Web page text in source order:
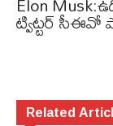
ట్విట్టర్ సీఈవో
Related